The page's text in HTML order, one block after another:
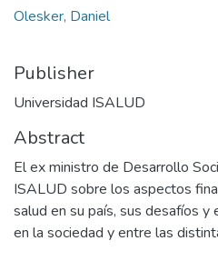
Olesker, Daniel
Publisher
Universidad ISALUD
Abstract
El ex ministro de Desarrollo
ISALUD sobre los aspectos
salud en su país, sus desafíos y
en la sociedad y entre las